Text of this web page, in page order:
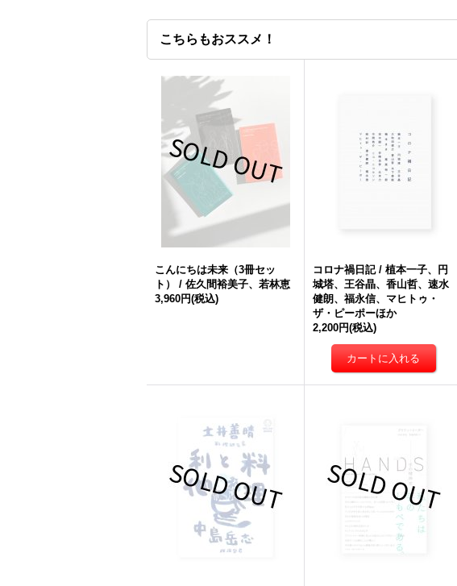
こちらもおススメ！
こんにちは未来（3冊セッ
ト） / 佐久間裕美子、若林恵
3,960円(税込)
コロナ禍日記 / 植本一子、円
城塔、王谷晶、香山哲、速水
健朗、福永信、マヒトゥ・
ザ・ピーポーほか
2,200円(税込)